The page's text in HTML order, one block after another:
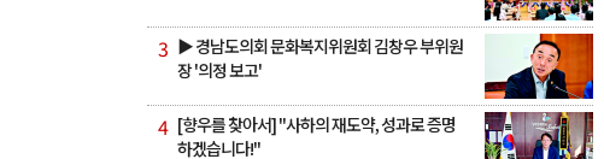
3 ▶ 경남도의회 문화복지위원회 김창우 부위원
장 '의정 보고'
4 [향우를 찾아서] "사하의 재도약, 성과로 증명
하겠습니다!"